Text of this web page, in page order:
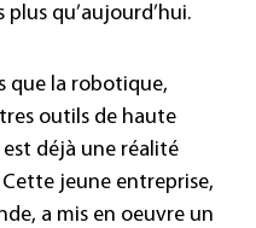
qu’aujourd’hui.
que la robotique,
outils de haute
déjà une réalité
jeune entreprise,
a mis en oeuvre un